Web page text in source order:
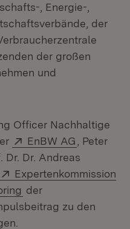
, Energie-,
der
der großen
und
Officer Nachhaltige
Extern:
EnBW AG (Öffnet in
, Peter
Dr. Dr. Andreas
Extern:
Expertenkommission
(Öffnet in neuem
der
zu den